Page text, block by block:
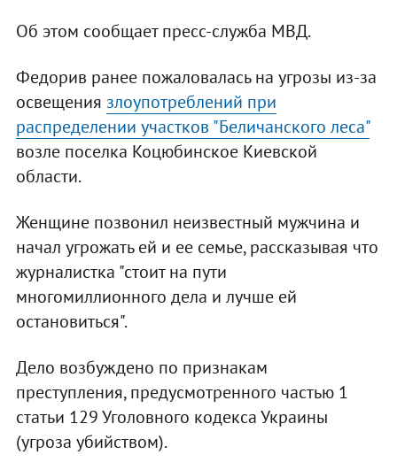
Об этом сообщает пресс-служба МВД.
Федорив ранее пожаловалась на угрозы из-за
освещения злоупотреблений при
распределении участков "Беличанского леса"
возле поселка Коцюбинское Киевской
области.
Женщине позвонил неизвестный мужчина и
начал угрожать ей и ее семье, рассказывая что
журналистка "стоит на пути
многомиллионного дела и лучше ей
остановиться".
Дело возбуждено по признакам
преступления, предусмотренного частью 1
статьи 129 Уголовного кодекса Украины
(угроза убийством).